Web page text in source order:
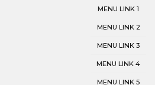
MENU LINK 1
MENU LINK 2
MENU LINK 3
MENU LINK 4
MENU LINK 5